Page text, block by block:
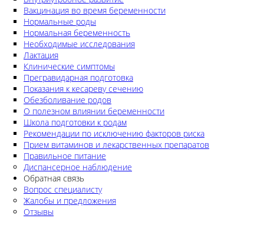
Вакцинация во время беременности
Нормальные роды
Нормальная беременность
Необходимые исследования
Лактация
Клинические симптомы
Прегравидарная подготовка
Показания к кесареву сечению
Обезболивание родов
О полезном влиянии беременности
Школа подготовки к родам
Рекомендации по исключению факторов риска
Прием витаминов и лекарственных препаратов
Правильное питание
Диспансерное наблюдение
Обратная связь
Вопрос специалисту
Жалобы и предложения
Отзывы